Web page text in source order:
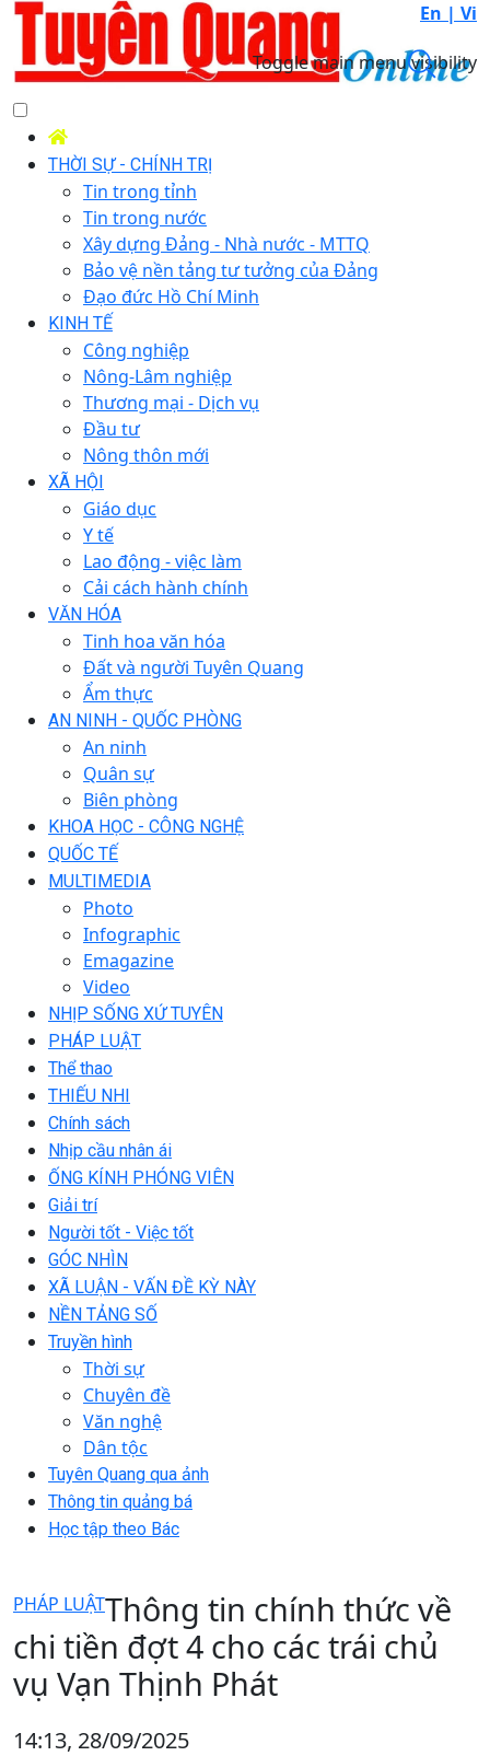
En | Vi
Toggle main menu visibility
THỜI SỰ - CHÍNH TRỊ
Tin trong tỉnh
Tin trong nước
Xây dựng Đảng - Nhà nước - MTTQ
Bảo vệ nền tảng tư tưởng của Đảng
Đạo đức Hồ Chí Minh
KINH TẾ
Công nghiệp
Nông-Lâm nghiệp
Thương mại - Dịch vụ
Đầu tư
Nông thôn mới
XÃ HỘI
Giáo dục
Y tế
Lao động - việc làm
Cải cách hành chính
VĂN HÓA
Tinh hoa văn hóa
Đất và người Tuyên Quang
Ẩm thực
AN NINH - QUỐC PHÒNG
An ninh
Quân sự
Biên phòng
KHOA HỌC - CÔNG NGHỆ
QUỐC TẾ
MULTIMEDIA
Photo
Infographic
Emagazine
Video
NHỊP SỐNG XỨ TUYÊN
PHÁP LUẬT
Thể thao
THIẾU NHI
Chính sách
Nhịp cầu nhân ái
ỐNG KÍNH PHÓNG VIÊN
Giải trí
Người tốt - Việc tốt
GÓC NHÌN
XÃ LUẬN - VẤN ĐỀ KỲ NÀY
NỀN TẢNG SỐ
Truyền hình
Thời sự
Chuyên đề
Văn nghệ
Dân tộc
Tuyên Quang qua ảnh
Thông tin quảng bá
Học tập theo Bác
PHÁP LUẬTThông tin chính thức về
chi tiền đợt 4 cho các trái chủ
vụ Vạn Thịnh Phát
14:13, 28/09/2025